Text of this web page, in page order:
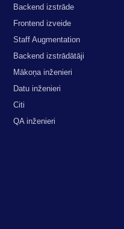
Backend izstrāde
Frontend izveide
Staff Augmentation
Backend izstrādātāji
Mākoņa inženieri
Datu inženieri
Citi
QA inženieri